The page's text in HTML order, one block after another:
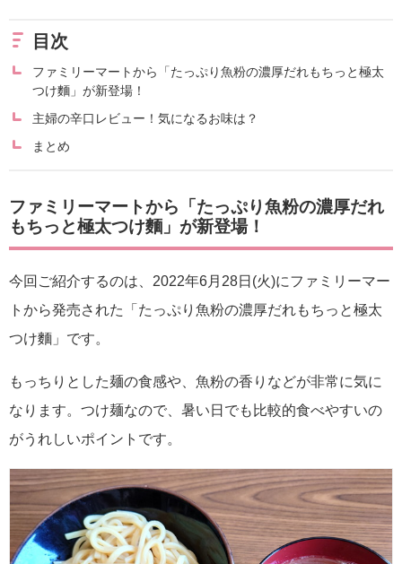
目次
ファミリーマートから「たっぷり魚粉の濃厚だれもちっと極太
つけ麵」が新登場！
主婦の辛口レビュー！気になるお味は？
まとめ
ファミリーマートから「たっぷり魚粉の濃厚だれ
もちっと極太つけ麵」が新登場！
今回ご紹介するのは、2022年6月28日(火)にファミリーマー
トから発売された「たっぷり魚粉の濃厚だれもちっと極太
つけ麵」です。
もっちりとした麺の食感や、魚粉の香りなどが非常に気に
なります。つけ麺なので、暑い日でも比較的食べやすいの
がうれしいポイントです。